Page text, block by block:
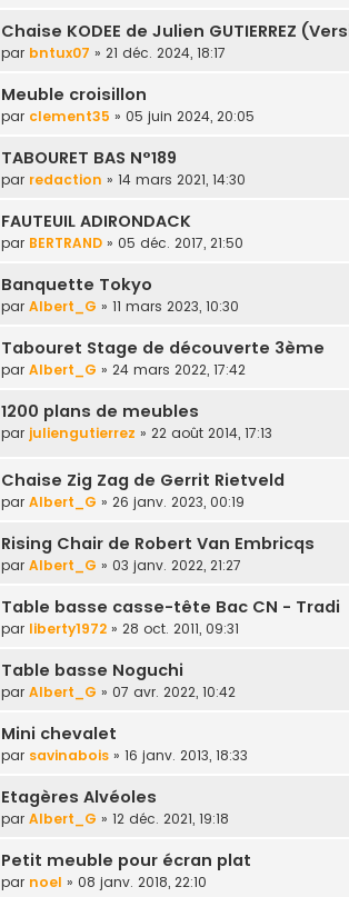
Chaise KODEE de Julien GUTIERREZ
par bntux07 » 21 déc. 2024, 18:17
Meuble croisillon
par clement35 » 05 juin 2024, 20:05
TABOURET BAS N°189
par redaction » 14 mars 2021, 14:30
FAUTEUIL ADIRONDACK
par BERTRAND » 05 déc. 2017, 21:50
Banquette Tokyo
par Albert_G » 11 mars 2023, 10:30
Tabouret Stage de découverte 3ème
par Albert_G » 24 mars 2022, 17:42
1200 plans de meubles
par juliengutierrez » 22 août 2014, 17:13
Chaise Zig Zag de Gerrit Rietveld
par Albert_G » 26 janv. 2023, 00:19
Rising Chair de Robert Van Embricqs
par Albert_G » 03 janv. 2022, 21:27
Table basse casse-tête Bac CN - Tradi
par liberty1972 » 28 oct. 2011, 09:31
Table basse Noguchi
par Albert_G » 07 avr. 2022, 10:42
Mini chevalet
par savinabois » 16 janv. 2013, 18:33
Etagères Alvéoles
par Albert_G » 12 déc. 2021, 19:18
Petit meuble pour écran plat
par noel » 08 janv. 2018, 22:10